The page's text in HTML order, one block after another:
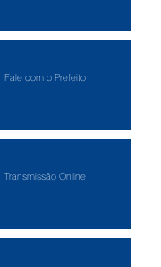
Fale com o Prefeito
Transmissão Online